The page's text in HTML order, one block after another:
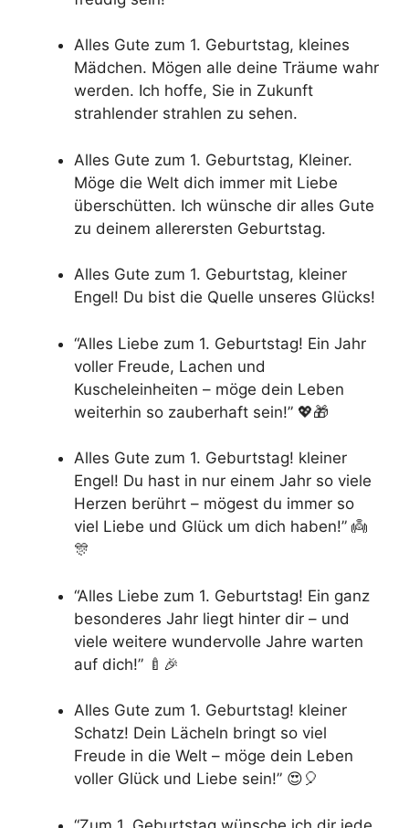
Alles Gute zum 1. Geburtstag, kleines
Mädchen. Mögen alle deine Träume wahr
werden. Ich hoffe, Sie in Zukunft
strahlender strahlen zu sehen.
Alles Gute zum 1. Geburtstag, Kleiner.
Möge die Welt dich immer mit Liebe
überschütten. Ich wünsche dir alles Gute
zu deinem allerersten Geburtstag.
Alles Gute zum 1. Geburtstag, kleiner
Engel! Du bist die Quelle unseres Glücks!
“Alles Liebe zum 1. Geburtstag! Ein Jahr
voller Freude, Lachen und
Kuscheleinheiten – möge dein Leben
weiterhin so zauberhaft sein!” 💖🎁
Alles Gute zum 1. Geburtstag! kleiner
Engel! Du hast in nur einem Jahr so viele
Herzen berührt – mögest du immer so
viel Liebe und Glück um dich haben!” 👼
🎊
“Alles Liebe zum 1. Geburtstag! Ein ganz
besonderes Jahr liegt hinter dir – und
viele weitere wundervolle Jahre warten
auf dich!” 🍼🎉
Alles Gute zum 1. Geburtstag! kleiner
Schatz! Dein Lächeln bringt so viel
Freude in die Welt – möge dein Leben
voller Glück und Liebe sein!” 😍🎈